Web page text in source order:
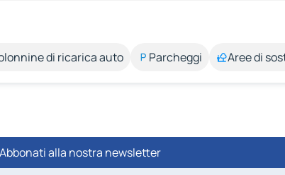
di ricarica auto Parcheggi Aree di
Abbonati alla nostra newsletter